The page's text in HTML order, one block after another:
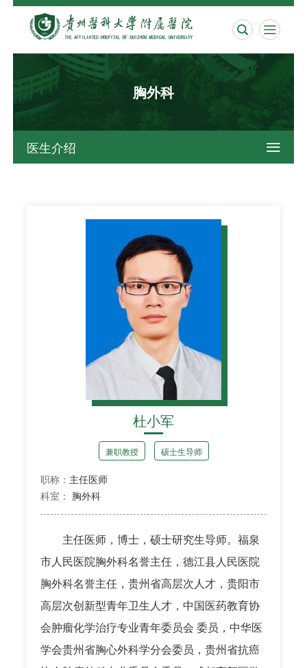
 
胸外科
医生介绍 
杜小军
兼职教授 硕士生导师
职称： 主任医师
科室： 胸外科
主任医师，博士，硕士研究生导师。福泉
市人民医院胸外科名誉主任，德江县人民医院
胸外科名誉主任，贵州省高层次人才，贵阳市
高层次创新型青年卫生人才，中国医药教育协
会肿瘤化学治疗专业青年委员会 委员，中华医
学会贵州省胸心外科学分会委员，贵州省抗癌